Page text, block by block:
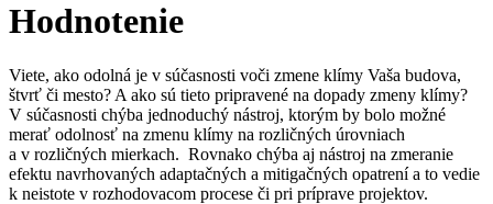
Hodnotenie
Viete, ako odolná je v súčasnosti voči zmene klímy Vaša budova,
štvrť či mesto? A ako sú tieto pripravené na dopady zmeny klímy?
V súčasnosti chýba jednoduchý nástroj, ktorým by bolo možné
merať odolnosť na zmenu klímy na rozličných úrovniach
a v rozličných mierkach. Rovnako chýba aj nástroj na zmeranie
efektu navrhovaných adaptačných a mitigačných opatrení a to vedie
k neistote v rozhodovacom procese či pri príprave projektov.